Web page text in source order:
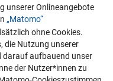
Behinderungen
unserer Onlineangebote
„Matomo“
ohne Cookies.
die Nutzung unserer
darauf aufbauend unser
der Nutzer*innen zu